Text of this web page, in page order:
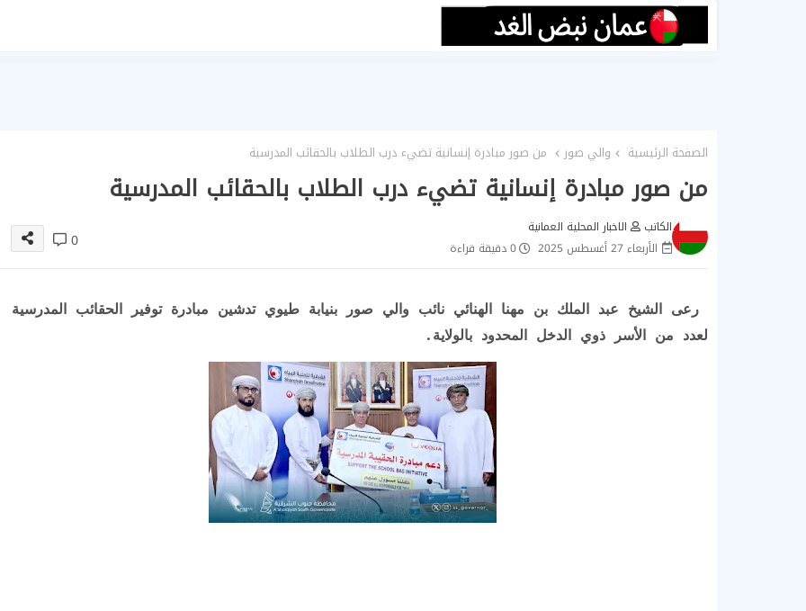
الصفحة الرئيسية والي صور من صور مبادرة إنسانية تضيء درب الطلاب بالحقائب المدرسية
من صور مبادرة إنسانية تضيء درب الطلاب بالحقائب المدرسية
الكاتب
الاخبار المحلية العمانية
الأربعاء 27 أغسطس 2025
0 دقيقة قراءة 0
رعى الشيخ عبد الملك بن مهنا الهنائي نائب والي صور بنيابة طيوي تدشين مبادرة توفير الحقائب المدرسية
لعدد من الأسر ذوي الدخل المحدود بالولاية.